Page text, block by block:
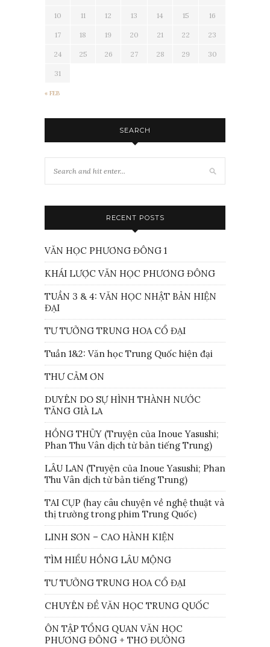
« FEB
10 11 12 13 14 15 16
17 18 19 20 21 22 23
24 25 26 27 28 29 30
31
SEARCH
RECENT POSTS
VĂN HỌC PHƯƠNG ĐÔNG 1
KHÁI LƯỢC VĂN HỌC PHƯƠNG ĐÔNG
TUẦN 3 & 4: VĂN HỌC NHẬT BẢN HIỆN
ĐẠI
TƯ TƯỞNG TRUNG HOA CỔ ĐẠI
Tuần 1&2: Văn học Trung Quốc hiện đại
THƯ CẢM ƠN
DUYÊN DO SỰ HÌNH THÀNH NƯỚC
TĂNG GIÀ LA
HỒNG THỦY (Truyện của Inoue Yasushi;
Phan Thu Vân dịch từ bản tiếng Trung)
LÂU LAN (Truyện của Inoue Yasushi; Phan
Thu Vân dịch từ bản tiếng Trung)
TAI CỤP (hay câu chuyện về nghệ thuật và
thị trường trong phim Trung Quốc)
LINH SƠN – CAO HÀNH KIỆN
TÌM HIỂU HỒNG LÂU MỘNG
TƯ TƯỞNG TRUNG HOA CỔ ĐẠI
CHUYÊN ĐỀ VĂN HỌC TRUNG QUỐC
ÔN TẬP TỔNG QUAN VĂN HỌC
PHƯƠNG ĐÔNG + THƠ ĐƯỜNG